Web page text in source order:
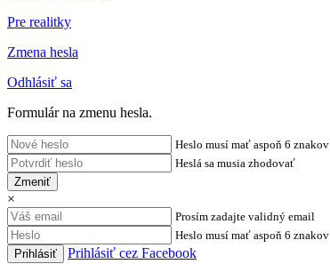
Pre realitky
Zmena hesla
Odhlásiť sa
Formulár na zmenu hesla.
Heslo musí mať aspoň 6 znakov
Heslá sa musia zhodovať
Zmeniť
×
Prosím zadajte validný email
Heslo musí mať aspoň 6 znakov
Prihlásiť cez Facebook